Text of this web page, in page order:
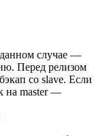
случае —
Перед релизом
со slave. Если
на master —